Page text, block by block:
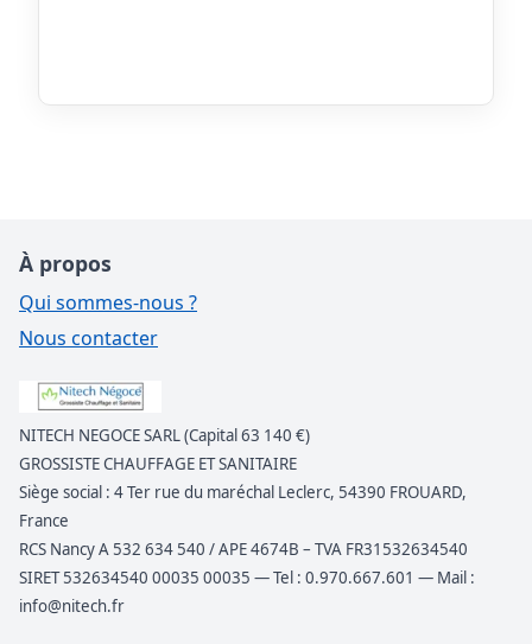
À propos
Qui sommes-nous ?
Nous contacter
NITECH NEGOCE SARL (Capital 63 140 €)
GROSSISTE CHAUFFAGE ET SANITAIRE
Siège social : 4 Ter rue du maréchal Leclerc, 54390 FROUARD,
France
RCS Nancy A 532 634 540 / APE 4674B – TVA FR31532634540
SIRET 532634540 00035 00035 — Tel : 0.970.667.601 — Mail :
info@nitech.fr